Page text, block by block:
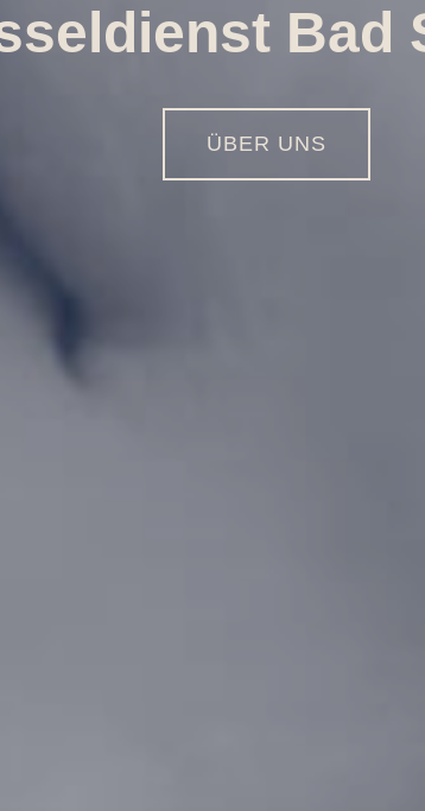
aller
01516 - 113 55 44